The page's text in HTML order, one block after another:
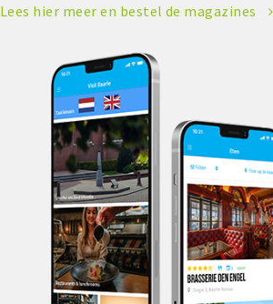
Lees hier meer en bestel de magazines